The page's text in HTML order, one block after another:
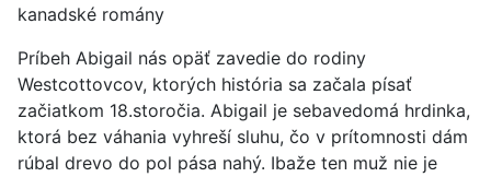
kanadské romány
Príbeh Abigail nás opäť zavedie do rodiny
Westcottovcov, ktorých história sa začala písať
začiatkom 18.storočia. Abigail je sebavedomá hrdinka,
ktorá bez váhania vyhreší sluhu, čo v prítomnosti dám
rúbal drevo do pol pása nahý. Ibaže ten muž nie je